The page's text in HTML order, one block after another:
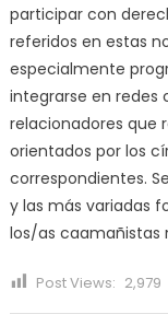
participar con
referidos en estas
especialmente
integrarse en redes
relacionadores que
orientados por los
correspondientes.
y las más variadas
los/as caamañistas
Post Views: 2,979